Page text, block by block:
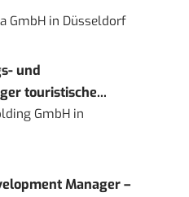
GmbH in Düsseldorf
und
touristische...
GmbH in
Manager –